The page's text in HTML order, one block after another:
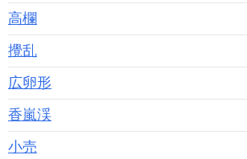
高欄
攪乱
広卵形
香嵐渓
小売